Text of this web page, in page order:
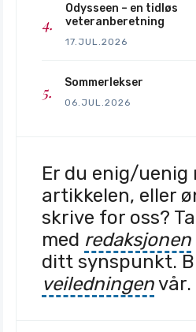
Odysseen – en tidløs
veteranberetning
17.JUL.2026
Sommerlekser
06.JUL.2026
Er du enig/uenig
artikkelen, eller
skrive for oss?
med redaksjonen
ditt synspunkt.
veiledningenvår.